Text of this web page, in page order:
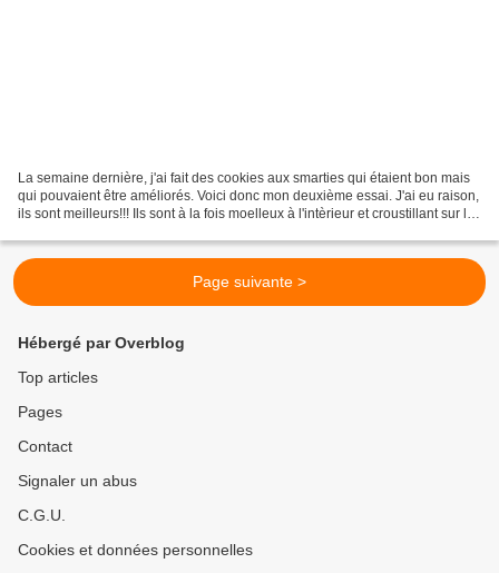
La semaine dernière, j'ai fait des cookies aux smarties qui étaient bon mais
qui pouvaient être améliorés. Voici donc mon deuxième essai. J'ai eu raison,
ils sont meilleurs!!! Ils sont à la fois moelleux à l'intèrieur et croustillant sur le
Page suivante >
Hébergé par Overblog
Top articles
Pages
Contact
Signaler un abus
C.G.U.
Cookies et données personnelles